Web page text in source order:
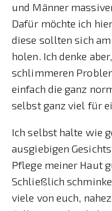
und Männer
Dafür möchte ich
diese sollten sich
holen. Ich denke
schlimmeren
einfach die ganz
selbst ganz viel für
Ich selbst halte wie
ausgiebigen
Pflege meiner Haut
Schließlich
viele von euch,